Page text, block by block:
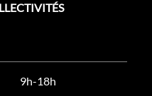
9h-18h